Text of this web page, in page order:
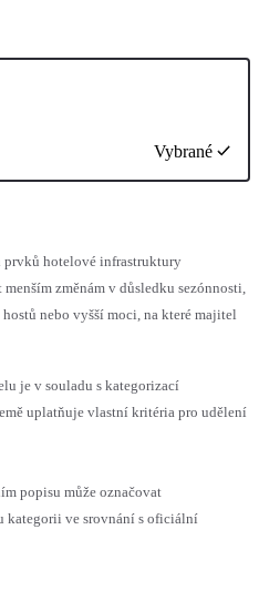
Vybrané
hotelové infrastruktury
změnám v důsledku sezónnosti,
nebo vyšší moci, na které majitel
je v souladu s kategorizací
uplatňuje vlastní kritéria pro udělení
popisu může označovat
kategorii ve srovnání s oficiální